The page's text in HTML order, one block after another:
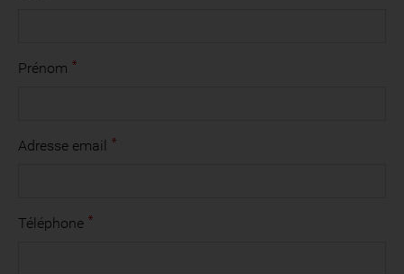
Prénom
Adresse email
Téléphone